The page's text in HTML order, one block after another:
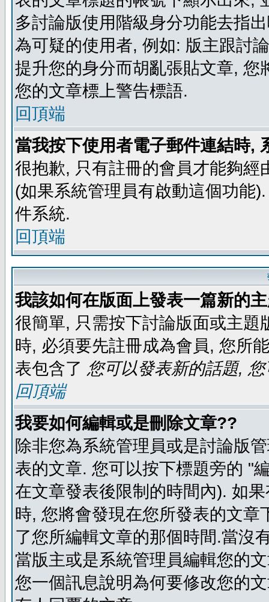
多討論版使用階級身分功能去指
為可疑的使用者, 例如: 版主跟討
提升您的身分而胡亂張貼文章,
您的文章標上警告標語.
回頂端
當我按下使用者電子郵件連結時,
很抱歉, 只有註冊的會員才能夠
(如果系統管理員有啟動這個功能
件系統.
回頂端
我該如何在版面上發表一篇新的
很簡單, 只需按下討論版面或主
時, 必須要先註冊成為會員, 您所
表包含了 您可以發表新的話題,
回頂端
我要如何編輯或是刪除文章??
除非您為系統管理員或是討論版
表的文章. 您可以按下標題旁的 "
在文章發表後限制的時間內). 如
時, 您將會發現在您所發表的文
了您所編輯文章的那個時間.當沒
當版主或是系統管理員編輯您的
您一個訊息說明為何要修改您的